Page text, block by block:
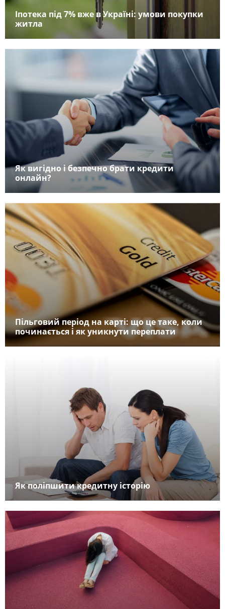
Іпотека під 7% вже в Україні: умови покупки
житла
Як вигідно і безпечно брати кредити
онлайн?
Пільговий період на карті: що це таке, коли
починається і як уникнути переплати
Як поліпшити кредитну історію